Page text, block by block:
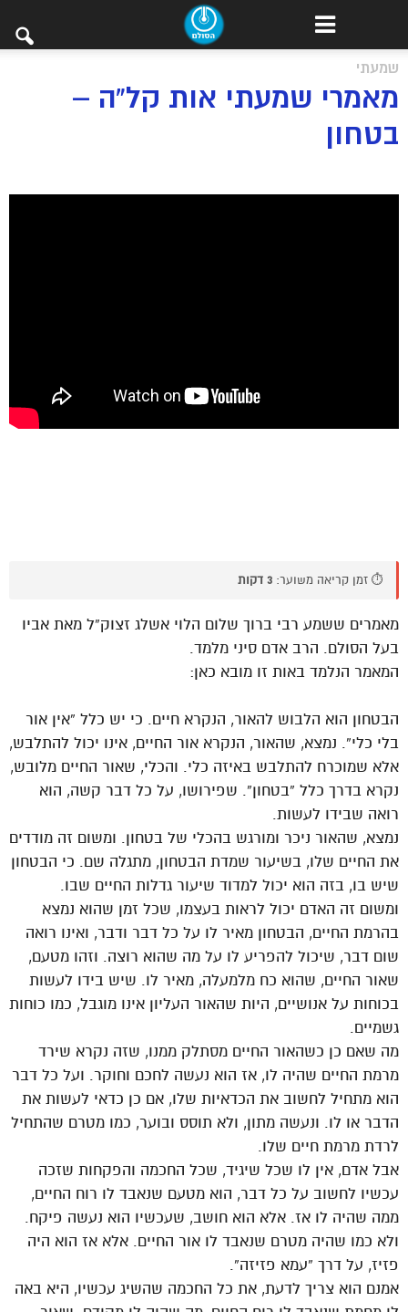
שמעתי
מאמרי שמעתי אות קל”ה –
בטחון
⏱️ זמן קריאה משוער: 3 דקות
מאמרים ששמע רבי ברוך שלום הלוי אשלג זצוק”ל מאת אביו
בעל הסולם. הרב אדם סיני מלמד.
המאמר הנלמד באות זו מובא כאן:
הבטחון הוא הלבוש להאור, הנקרא חיים. כי יש כלל “אין אור
בלי כלי”. נמצא, שהאור, הנקרא אור החיים, אינו יכול להתלבש,
אלא שמוכרח להתלבש באיזה כלי. והכלי, שאור החיים מלובש,
נקרא בדרך כלל “בטחון”. שפירושו, על כל דבר קשה, הוא
רואה שבידו לעשות.
נמצא, שהאור ניכר ומורגש בהכלי של בטחון. ומשום זה מודדים
את החיים שלו, בשיעור שמדת הבטחון, מתגלה שם. כי הבטחון
שיש בו, בזה הוא יכול למדוד שיעור גדלות החיים שבו.
ומשום זה האדם יכול לראות בעצמו, שכל זמן שהוא נמצא
בהרמת החיים, הבטחון מאיר לו על כל דבר ודבר, ואינו רואה
שום דבר, שיכול להפריע לו על מה שהוא רוצה. וזהו מטעם,
שאור החיים, שהוא כח מלמעלה, מאיר לו. שיש בידו לעשות
בכוחות על אנושיים, היות שהאור העליון אינו מוגבל, כמו כוחות
גשמיים.
מה שאם כן כשהאור החיים מסתלק ממנו, שזה נקרא שירד
מרמת החיים שהיה לו, אז הוא נעשה לחכם וחוקר. ועל כל דבר
הוא מתחיל לחשוב את הכדאיות שלו, אם כן כדאי לעשות את
הדבר או לו. ונעשה מתון, ולא תוסס ובוער, כמו מטרם שהתחיל
לרדת מרמת חיים שלו.
אבל אדם, אין לו שכל שיגיד, שכל החכמה והפקחות שזכה
עכשיו לחשוב על כל דבר, הוא מטעם שנאבד לו רוח החיים,
ממה שהיה לו אז. אלא הוא חושב, שעכשיו הוא נעשה פיקח.
ולא כמו שהיה מטרם שנאבד לו אור החיים. אלא אז הוא היה
פזיז, על דרך “עמא פזיזה”.
אמנם הוא צריך לדעת, את כל החכמה שהשיג עכשיו, היא באה